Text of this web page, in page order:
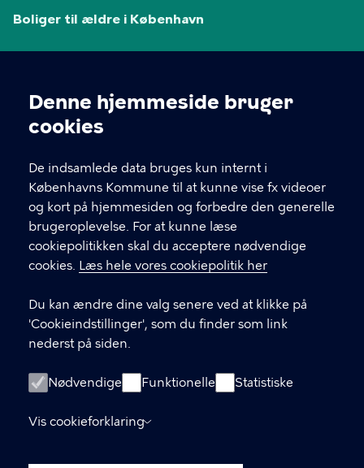
Cookieindstillinger
Denne hjemmeside bruger
cookies
De indsamlede data bruges kun internt i
Københavns Kommune til at kunne vise fx videoer
og kort på hjemmesiden og forbedre den generelle
brugeroplevelse. For at kunne læse
cookiepolitikken skal du acceptere nødvendige
cookies. Læs hele vores cookiepolitik her
Du kan ændre dine valg senere ved at klikke på
'Cookieindstillinger', som du finder som link
nederst på siden.
Nødvendige Funktionelle Statistiske
Vis cookieforklaring
Boliger til ældre i København
ældreboliger og tryghedsboliger.
Kontakt
Om denne hjemmeside
Ledige stillinger
Job i Sundheds- og Omsorgsforvaltningen
Tilsyn og rapporter